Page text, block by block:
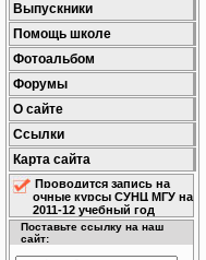
Выпускники
Помощь школе
Фотоальбом
Форумы
О сайте
Ссылки
Карта сайта
Проводится запись на
очные курсы СУНЦ МГУ на
2011-12 учебный год
Поставьте ссылку на наш
сайт: